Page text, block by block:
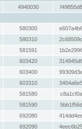
4940030
580300
580310
581591
603420
603400
603310
581580
581590
692080
692090